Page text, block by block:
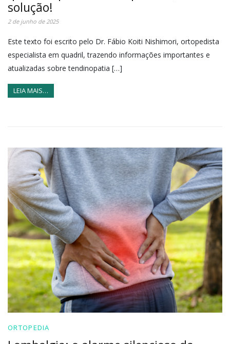
solução!
2 de junho de 2025
Este texto foi escrito pelo Dr. Fábio Koiti Nishimori, ortopedista
especialista em quadril, trazendo informações importantes e
atualizadas sobre tendinopatia […]
LEIA MAIS…
ORTOPEDIA